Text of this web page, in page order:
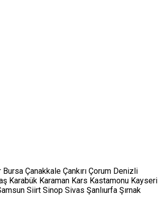
Bursa Çanakkale Çankırı Çorum Denizli
Karabük Karaman Kars Kastamonu Kayseri
Siirt Sinop Sivas Şanlıurfa Şırnak